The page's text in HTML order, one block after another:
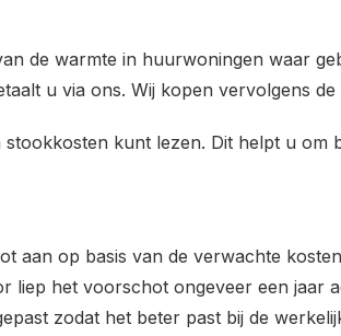
de warmte in huurwoningen waar
u via ons. Wij kopen vervolgens
kunt lezen. Dit helpt u om
aan op basis van de verwachte
liep het voorschot ongeveer een jaar
zodat het beter past bij de